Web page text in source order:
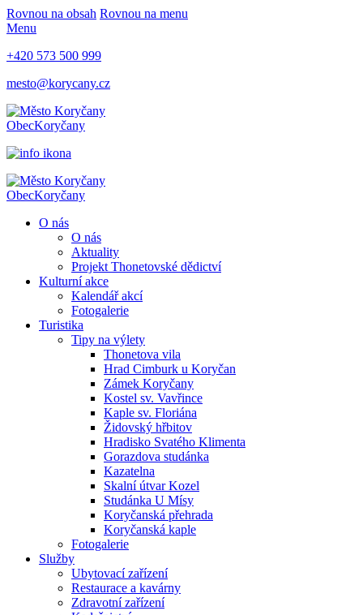
Rovnou na obsah Rovnou na menu
Menu
+420 573 500 999
mesto@korycany.cz
ObecKoryčany
ObecKoryčany
O nás
O nás
Aktuality
Projekt Thonetovské dědictví
Kulturní akce
Kalendář akcí
Fotogalerie
Turistika
Tipy na výlety
Thonetova vila
Hrad Cimburk u Koryčan
Zámek Koryčany
Kostel sv. Vavřince
Kaple sv. Floriána
Židovský hřbitov
Hradisko Svatého Klimenta
Gorazdova studánka
Kazatelna
Skalní útvar Kozel
Studánka U Mísy
Koryčanská přehrada
Koryčanská kaple
Fotogalerie
Služby
Ubytovací zařízení
Restaurace a kavárny
Zdravotní zařízení